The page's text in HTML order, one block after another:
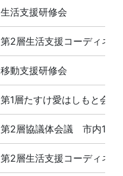
生活支援研修会
第2層生活支援コーディネ
移動支援研修会
第1層たすけ愛はしもと会議
第2層協議体会議 市内10地
第2層生活支援コーディネ